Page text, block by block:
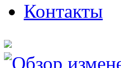
Контакты